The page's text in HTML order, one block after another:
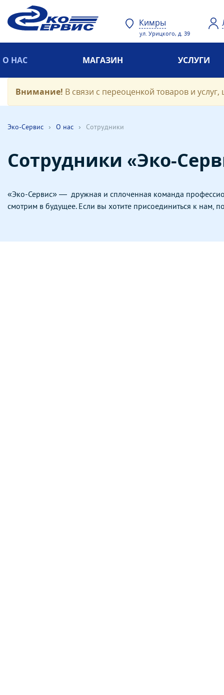
Кимры
ул. Урицкого, д. 39
О НАС МАГАЗИН УСЛУГИ
Внимание! В связи с переоценкой товаров и
Эко-Cервис › О нас › Сотрудники
Сотрудники «Эко-
«Эко-Сервис» — дружная и сплоченная команда
смотрим в будущее. Если вы хотите присоединиться к нам,